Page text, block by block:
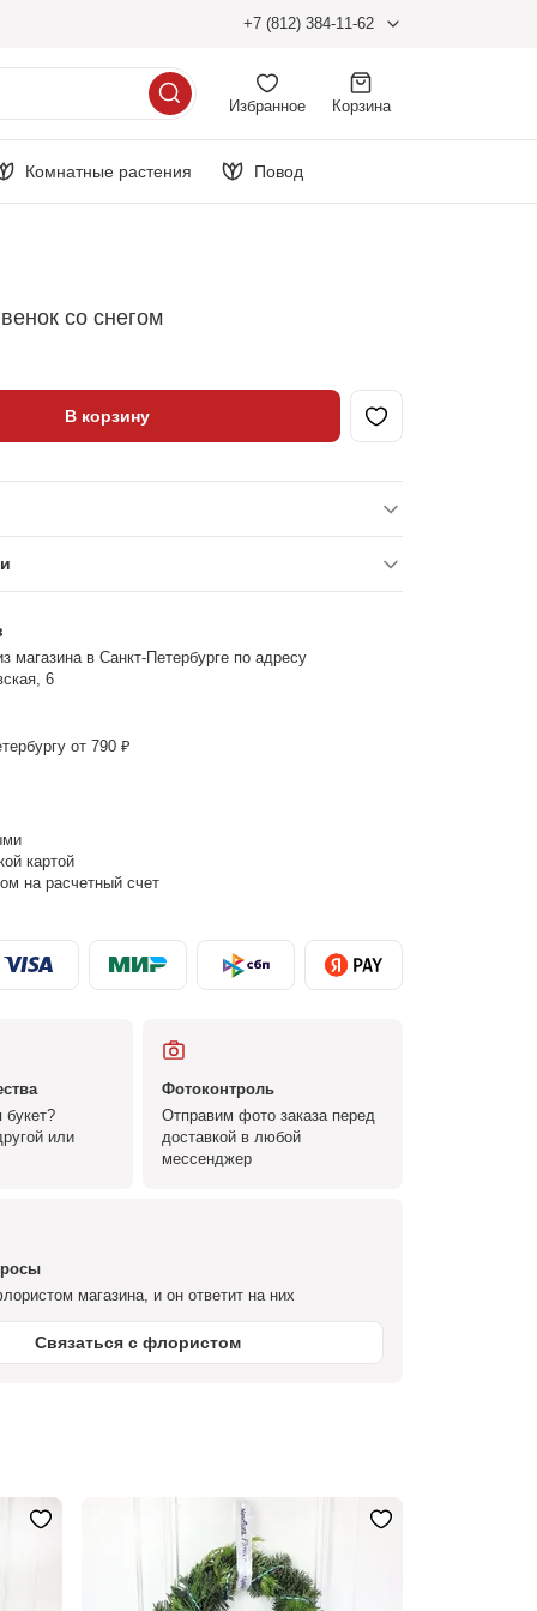
+7 (812) 384-11-62
Избранное Корзина
Комнатные растения Повод
со снегом
В корзину
магазина в Санкт-Петербурге по адресу
6
от 790 ₽
картой
на расчетный счет
букет?
или
Фотоконтроль
Отправим фото заказа перед
доставкой в любой
мессенджер
магазина, и он ответит на них
Связаться с флористом